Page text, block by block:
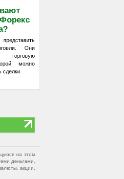
Они
торговую
можно
сделки.
на этом
деньгами,
акции,